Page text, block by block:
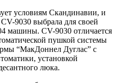
условиям Скандинавии, и
9030 выбрала для своей
машины. CV-9030 отличается
пушкой системы
“МакДоннел Дуглас” с
установкой
люка.